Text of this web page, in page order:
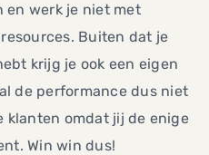
en werk je niet met
Buiten dat je
krijg je ook een eigen
de performance dus niet
klanten omdat jij de enige
Win win dus!